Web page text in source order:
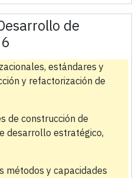
de
estándares y
y refactorización de
de construcción de
desarrollo estratégico,
métodos y capacidades